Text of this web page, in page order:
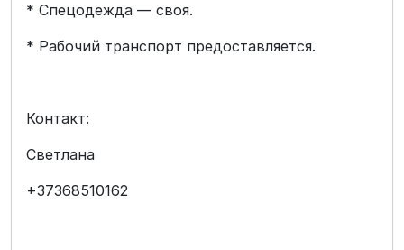
* Спецодежда — своя.
* Рабочий транспорт предоставляется.
Контакт:
Светлана
+37368510162